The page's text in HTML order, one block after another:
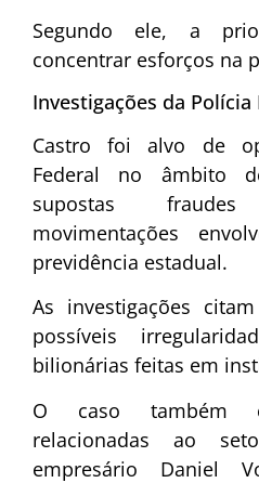
Segundo ele, a
concentrar esforços na
Investigações da Polícia
Castro foi alvo de
Federal no âmbito
supostas
movimentações
previdência estadual.
As investigações
possíveis
bilionárias feitas em
O caso também
relacionadas ao
empresário Daniel